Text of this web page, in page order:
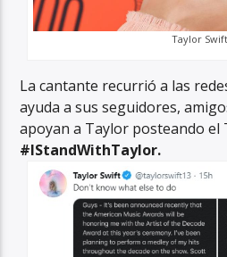
Taylor Swift
La cantante recurrió a las
ayuda a sus seguidores,
apoyan a Taylor posteando el
#IStandWithTaylor.